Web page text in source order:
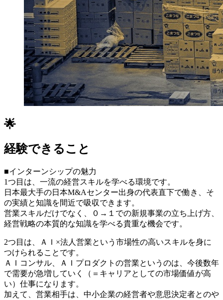
🌟
経験できること
■インターンシップの魅力
1つ目は、一流の経営スキルを学べる環境です。
日本最大手の日本M&Aセンター出身の代表直下で働き、そ
の実績と知識を間近で吸収できます。
営業スキルだけでなく、０→１での新規事業の立ち上げ方、
経営戦略の本質的な知識を学べる貴重な機会です。
2つ目は、ＡＩ×法人営業という市場性の高いスキルを身に
つけられることです。
ＡＩコンサル、ＡＩプロダクトの営業というのは、今後数年
で需要が急増していく（＝キャリアとしての市場価値が高
い）仕事になります。
加えて、営業相手は、中小企業の経営者や意思決定者とのや